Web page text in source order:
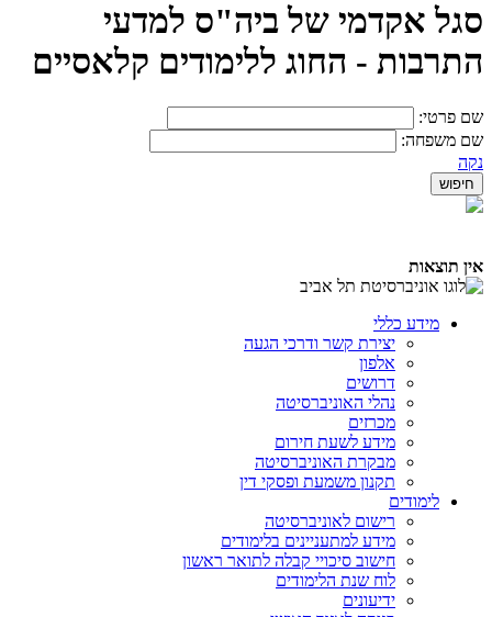
סגל אקדמי של ביה"ס למדעי
התרבות - החוג ללימודים קלאסיים
שם פרטי:
שם משפחה:
נקה
אין תוצאות
מידע כללי
יצירת קשר ודרכי הגעה
אלפון
דרושים
נהלי האוניברסיטה
מכרזים
מידע לשעת חירום
מבקרת האוניברסיטה
תקנון משמעת ופסקי דין
לימודים
רישום לאוניברסיטה
מידע למתעניינים בלימודים
חישוב סיכויי קבלה לתואר ראשון
לוח שנת הלימודים
ידיעונים